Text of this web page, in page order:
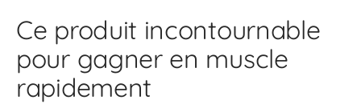
Ce produit incontournable
pour gagner en muscle
rapidement